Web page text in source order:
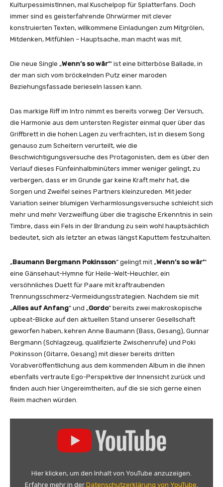
u
b
e
a
z
e
i
e
n
o
k
i
n
o
i
g
e
n
KulturpessimistInnen, mal Kuschelpop für Splatterfans. Doch
immer sind es geisterfahrende Ohrwürmer mit clever
konstruierten Texten, willkommene Einladungen zum Mitgrölen,
Mitdenken, Mitfühlen – Hauptsache, man macht was mit.
Die neue Single „Wenn’s so wär‘“ ist eine bitterböse Ballade, in
der man sich vom bröckelnden Putz einer maroden
Beziehungsfassade berieseln lassen kann.
Das markige Riff im Intro nimmt es bereits vorweg: Der Versuch,
die Harmonie aus dem untersten Register einmal quer über das
Griffbrett in die hohen Lagen zu verfrachten, ist in diesem Song
genauso zum Scheitern verurteilt, wie die
Beschwichtigungsversuche des Protagonisten, dem es über den
Verlauf dieses Fünfeinhalbminüters immer weniger gelingt, zu
verbergen, dass er im Grunde gar keine Kraft mehr hat, die
Sorgen und Zweifel seines Partners kleinzureden. Mit jeder
Variation seiner blumigen Verharmlosungsversuche schleicht sich
mehr und mehr Verzweiflung über die tragische Erkenntnis in sein
Timbre, dass ein Fels in der Brandung zu sein wohl hauptsächlich
bedeutet, sich als letzter an etwas längst Kaputtem festzuhalten.
„Baumann Bergmann Pokinsson“ gelingt mit „Wenn’s so wär‘“
eine Gänsehaut-Hymne für Heile-Welt-Heuchler, ein
versöhnliches Duett für Paare mit kraftraubenden
Trennungsschmerz-Vermeidungsstrategien. Nachdem sie mit
„Alles auf Anfang“ und „Gordo“ bereits zwei makroskopische
upbeat-Blicke auf den aktuellen Stand unserer Gesellschaft
geworfen haben, kehren Anne Baumann (Bass, Gesang), Gunnar
Bergmann (Schlagzeug, qualifizierte Zwischenrufe) und Poki
Pokinsson (Gitarre, Gesang) mit dieser bereits dritten
Vorabveröffentlichung aus dem kommenden Album in die ihnen
ebenfalls vertraute Ego-Perspektive der Innensicht zurück und
finden auch hier Ungereimtheiten, auf die sie sich gerne einen
Reim machen würden.
Hier klicken, um den Inhalt von YouTube anzuzeigen.
Erfahre mehr in der Datenschutzerklärung von YouTube.